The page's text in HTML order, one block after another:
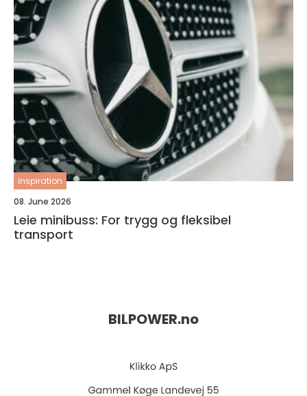
inspiration
08. June 2026
Leie minibuss: For trygg og fleksibel
transport
BILPOWER.no